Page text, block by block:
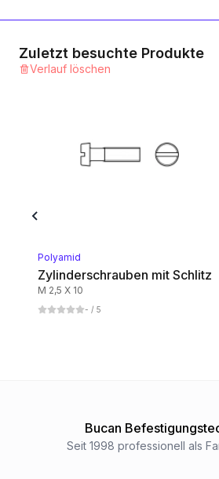
Zuletzt besuchte Produkte
Verlauf löschen
Polyamid
Zylinderschrauben mit Schlitz
M 2,5 X 10
- / 5
Bucan
Seit 1998 professionell als